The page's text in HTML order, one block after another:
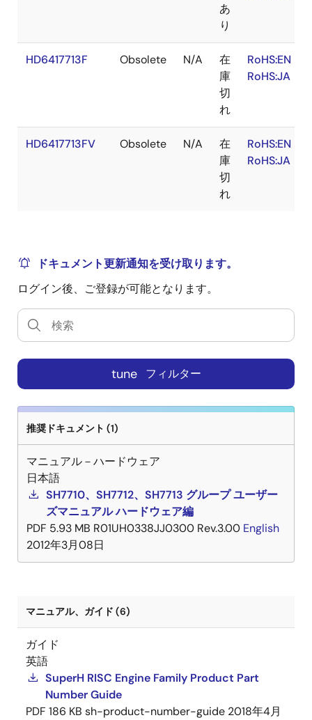
あ
り
HD6417713F Obsolete N/A
在
庫
切
れ
RoHS:EN
RoHS:JA
HD6417713FV Obsolete N/A
在
庫
切
れ
RoHS:EN
RoHS:JA
ドキュメント更新通知を受け取ります。
ログイン後、ご登録が可能となります。
tune フィルター
推奨ドキュメント (1)
マニュアル－ハードウェア
日本語
SH7710、SH7712、SH7713 グループ ユーザー
ズマニュアル ハードウェア編
PDF 5.93 MB R01UH0338JJ0300 Rev.3.00 English
2012年3月08日
マニュアル、ガイド (6)
ガイド
英語
SuperH RISC Engine Family Product Part
Number Guide
PDF 186 KB sh-product-number-guide 2018年4月